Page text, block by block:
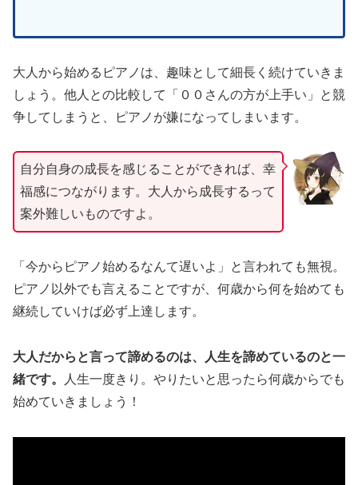
大人から始めるピアノは、趣味として細長く続けていきま
しょう。他人との比較して「００さんの方が上手い」と競
争してしまうと、ピアノが嫌になってしまいます。
自分自身の成長を感じることができれば、幸
福感につながります。大人から成長するって
案外難しいものですよ。
「今からピアノ始めるなんて遅いよ」と言われても無視。
ピアノ以外でも言えることですが、何歳から何を始めても
継続していけば必ず上達します。
大人だからと言って諦めるのは、人生を諦めているのと一
緒です。
人生一度きり。やりたいと思ったら何歳からでも
始めていきましょう！